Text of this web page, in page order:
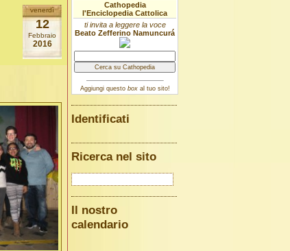
venerdì
12
Febbraio
2016
Cathopedia
l'Enciclopedia Cattolica
ti invita a leggere la voce
Beato Zefferino Namuncurá
Aggiungi questo boxal tuo sito!
Identificati
Ricerca nel sito
Il nostro
calendario